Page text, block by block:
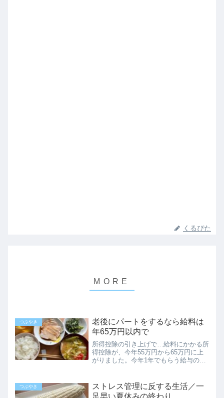
くるぴた
つぶやき
老後にパートをするなら給料は
年65万円以内で
所得控除の引き上げで…給料にかかる所
得控除が、今年55万円から65万円に上
がりました。今年1年でもらう給与の合
をあまり考えずに働いてきて、大した収
入もないのに国保の保険...
つぶやき
ストレス管理に反する生活／一
足早い夏休みの終わり